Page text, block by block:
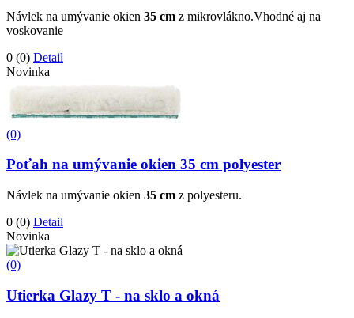
Návlek na umývanie okien 35 cm z mikrovlákno.Vhodné aj na
voskovanie
0 (0) Detail
Novinka
(0)
Poťah na umývanie okien 35 cm polyester
Návlek na umývanie okien 35 cm z polyesteru.
0 (0) Detail
Novinka
(0)
Utierka Glazy T - na sklo a okná